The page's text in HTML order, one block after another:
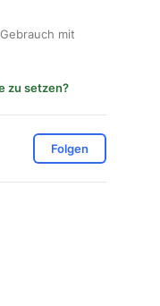
mit
zu setzen?
Folgen